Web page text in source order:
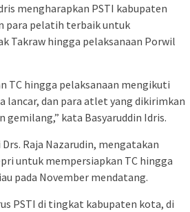
mengharapkan PSTI kabupaten
para pelatih terbaik untuk
Takraw hingga pelaksanaan Porwil
TC hingga pelaksanaan mengikuti
lancar, dan para atlet yang dikirimkan
gemilang,” kata Basyaruddin Idris.
Raja Nazarudin, mengatakan
untuk mempersiapkan TC hingga
pada November mendatang.
PSTI di tingkat kabupaten kota, di